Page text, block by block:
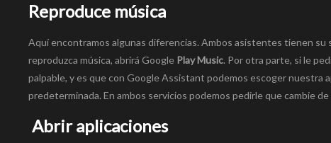
Reproduce música
Aquí­ encontramos algunas diferencias. Ambos asistentes tienen su
reproduzca música, abrirá Google Play Music. Por otra parte, si le
palpable, y es que con Google Assistant podemos escoger nuestra
predeterminada. En ambos servicios podemos pedirle que cambie
Abrir aplicaciones